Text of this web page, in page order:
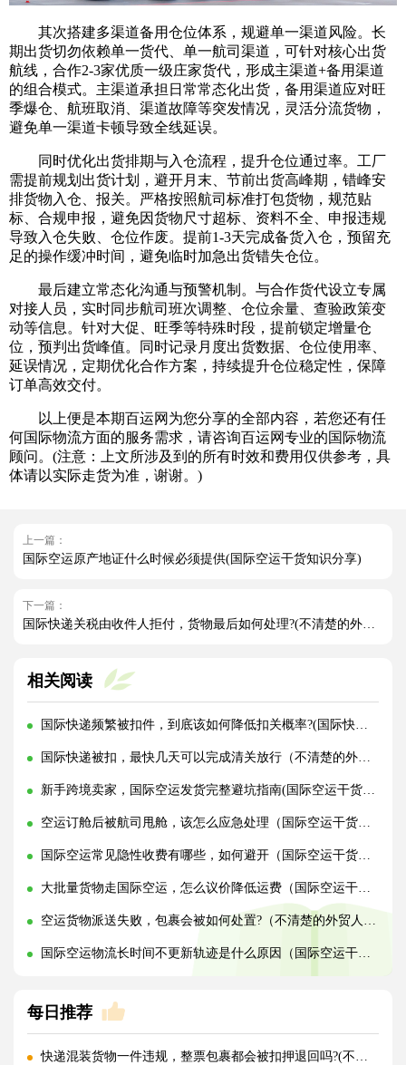
其次搭建多渠道备用仓位体系，规避单一渠道风险。长
期出货切勿依赖单一货代、单一航司渠道，可针对核心出货
航线，合作2-3家优质一级庄家货代，形成主渠道+备用渠道
的组合模式。主渠道承担日常常态化出货，备用渠道应对旺
季爆仓、航班取消、渠道故障等突发情况，灵活分流货物，
避免单一渠道卡顿导致全线延误。
同时优化出货排期与入仓流程，提升仓位通过率。工厂
需提前规划出货计划，避开月末、节前出货高峰期，错峰安
排货物入仓、报关。严格按照航司标准打包货物，规范贴
标、合规申报，避免因货物尺寸超标、资料不全、申报违规
导致入仓失败、仓位作废。提前1-3天完成备货入仓，预留充
足的操作缓冲时间，避免临时加急出货错失仓位。
最后建立常态化沟通与预警机制。与合作货代设立专属
对接人员，实时同步航司班次调整、仓位余量、查验政策变
动等信息。针对大促、旺季等特殊时段，提前锁定增量仓
位，预判出货峰值。同时记录月度出货数据、仓位使用率、
延误情况，定期优化合作方案，持续提升仓位稳定性，保障
订单高效交付。
以上便是本期百运网为您分享的全部内容，若您还有任
何国际物流方面的服务需求，请咨询百运网专业的国际物流
顾问。(注意：上文所涉及到的所有时效和费用仅供参考，具
体请以实际走货为准，谢谢。)
上一篇：
国际空运原产地证什么时候必须提供(国际空运干货知识分享)
下一篇：
国际快递关税由收件人拒付，货物最后如何处理?(不清楚的外贸人看过来)
相关阅读
国际快递频繁被扣件，到底该如何降低扣关概率?(国际快递干货知识分享)
国际快递被扣，最快几天可以完成清关放行（不清楚的外贸人看过来）
新手跨境卖家，国际空运发货完整避坑指南(国际空运干货知识分享)
空运订舱后被航司甩舱，该怎么应急处理（国际空运干货知识分享）
国际空运常见隐性收费有哪些，如何避开（国际空运干货知识分享）
大批量货物走国际空运，怎么议价降低运费（国际空运干货知识分享）
空运货物派送失败，包裹会被如何处置?（不清楚的外贸人看过来）
国际空运物流长时间不更新轨迹是什么原因（国际空运干货知识分享）
每日推荐
快递混装货物一件违规，整票包裹都会被扣押退回吗?(不清楚的外贸人看过来)